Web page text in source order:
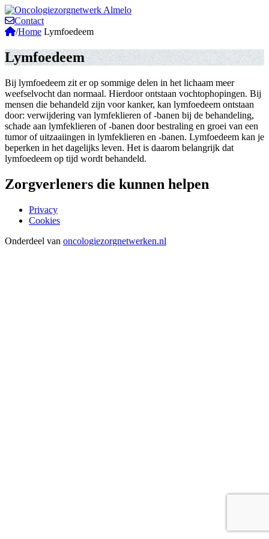
Contact
/Home Lymfoedeem
Lymfoedeem
Bij lymfoedeem zit er op sommige delen in het lichaam meer
weefselvocht dan normaal. Hierdoor ontstaan vochtophopingen. Bij
mensen die behandeld zijn voor kanker, kan lymfoedeem ontstaan
door: verwijdering van lymfeklieren of -banen bij de behandeling,
schade aan lymfeklieren of -banen door bestraling en groei van een
tumor of uitzaaiingen in lymfeklieren en -banen. Lymfoedeem kan je
beperken in het dagelijks leven. Het is daarom belangrijk dat
lymfoedeem op tijd wordt behandeld.
Zorgverleners die kunnen helpen
Privacy
Cookies
Onderdeel van oncologiezorgnetwerken.nl